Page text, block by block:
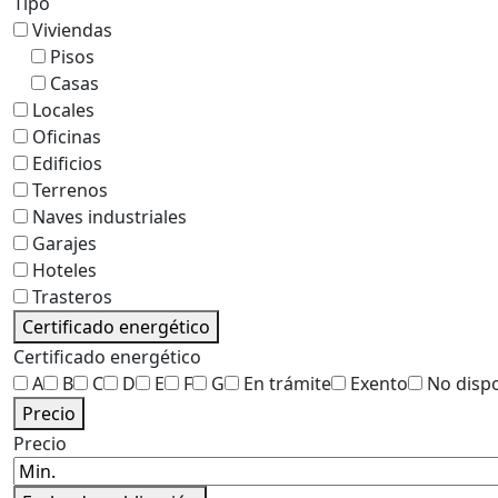
Viviendas
Pisos
Casas
Locales
Oficinas
Edificios
Terrenos
Naves industriales
Garajes
Hoteles
Trasteros
Certificado energético
Certificado energético
A
B C D E F G En trámite Exento
No
Precio
Precio